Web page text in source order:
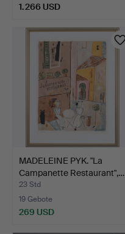
1.266 USD
MADELEINE PYK. "La
Campanette Restaurant",…
23 Std
19 Gebote
269 USD